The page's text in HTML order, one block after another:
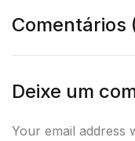
Comentários
Deixe um
Your email address